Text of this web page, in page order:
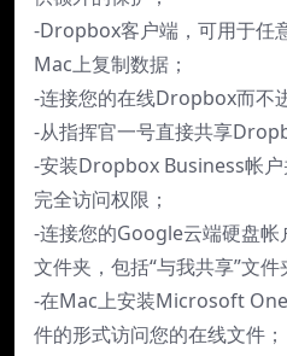
-Dropbox客户端，可用于任
Mac上复制数据；
-连接您的在线Dropbox而不
-从指挥官一号直接共享
-安装Dropbox Business帐
完全访问权限；
-连接您的Google云端硬盘
文件夹，包括“与我共享”文件
-在Mac上安装Microsoft
件的形式访问您的在线文件；